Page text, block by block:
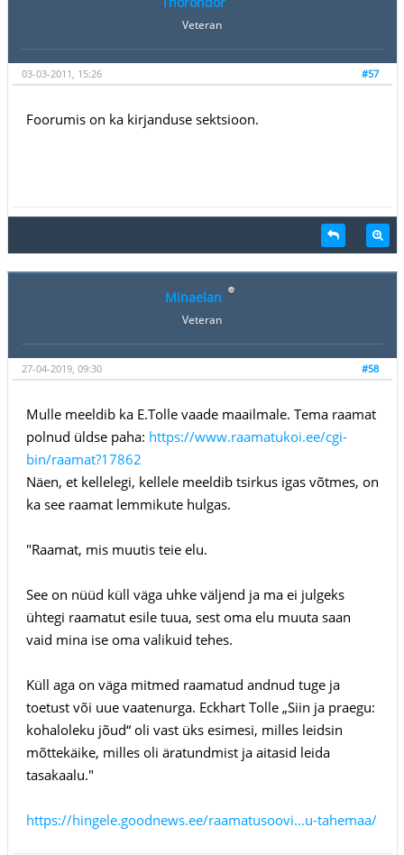
Veteran
#57
03-03-2011, 15:26
Foorumis on ka kirjanduse sektsioon.
Minaelan
Veteran
#58
27-04-2019, 09:30
Mulle meeldib ka E.Tolle vaade maailmale. Tema raamat
polnud üldse paha: https://www.raamatukoi.ee/cgi-
bin/raamat?17862
Näen, et kellelegi, kellele meeldib tsirkus igas võtmes, on
ka see raamat lemmikute hulgas.
"Raamat, mis muutis teie elu.
See on nüüd küll väga uhke väljend ja ma ei julgeks
ühtegi raamatut esile tuua, sest oma elu muuta saan
vaid mina ise oma valikuid tehes.
Küll aga on väga mitmed raamatud andnud tuge ja
toetust või uue vaatenurga. Eckhart Tolle „Siin ja praegu:
kohaloleku jõud“ oli vast üks esimesi, milles leidsin
mõttekäike, milles oli äratundmist ja aitasid leida
tasakaalu."
https://hingele.goodnews.ee/raamatusoovi...u-tahemaa/